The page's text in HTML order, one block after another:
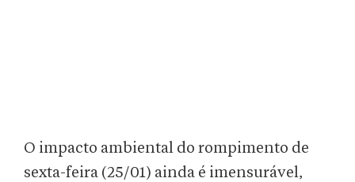
O impacto ambiental do rompimento de
sexta-feira (25/01) ainda é imensurável,